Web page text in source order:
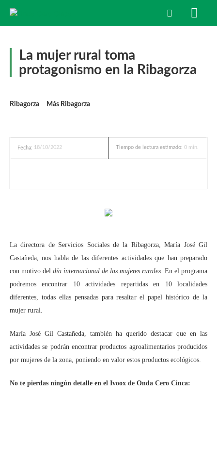
La mujer rural toma
protagonismo en la Ribagorza
Ribagorza Más Ribagorza
Fecha: 18/10/2022 Tiempo de lectura estimado: 0 min.
La directora de Servicios Sociales de la Ribagorza, María José Gil
Castañeda, nos habla de las diferentes actividades que han preparado
con motivo del día internacional de las mujeres rurales. En el programa
podremos encontrar 10 actividades repartidas en 10 localidades
diferentes, todas ellas pensadas para resaltar el papel histórico de la
mujer rural.
María José Gil Castañeda, también ha querido destacar que en las
actividades se podrán encontrar productos agroalimentarios producidos
por mujeres de la zona, poniendo en valor estos productos ecológicos.
No te pierdas ningún detalle en el Ivoox de Onda Cero Cinca: